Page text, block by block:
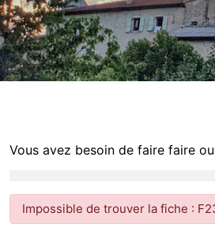
Vous avez besoin de faire faire
Impossible de trouver la fiche :